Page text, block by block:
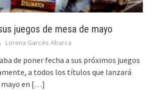
juegos de mesa de mayo
Lorena Garcés Abarca
de poner fecha a sus próximos juegos
a todos los títulos que lanzará
en […]